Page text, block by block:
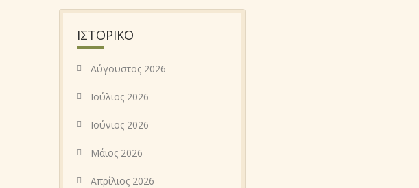
ΙΣΤΟΡΙΚΌ
Αύγουστος 2026
Ιούλιος 2026
Ιούνιος 2026
Μάιος 2026
Απρίλιος 2026